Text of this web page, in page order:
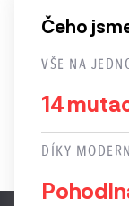
Čeho
VŠE NA
14
DÍKY